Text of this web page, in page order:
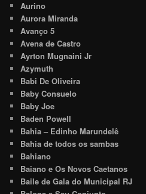
Aurino
Aurora Miranda
Avanço 5
Avena de Castro
Ayrton Mugnaini Jr
Azymuth
Babi De Oliveira
Baby Consuelo
Baby Joe
Baden Powell
Bahia – Edinho Marundelê
Bahia de todos os sambas
Bahiano
Baiano e Os Novos Caetanos
Baile de Gala do Municipal RJ